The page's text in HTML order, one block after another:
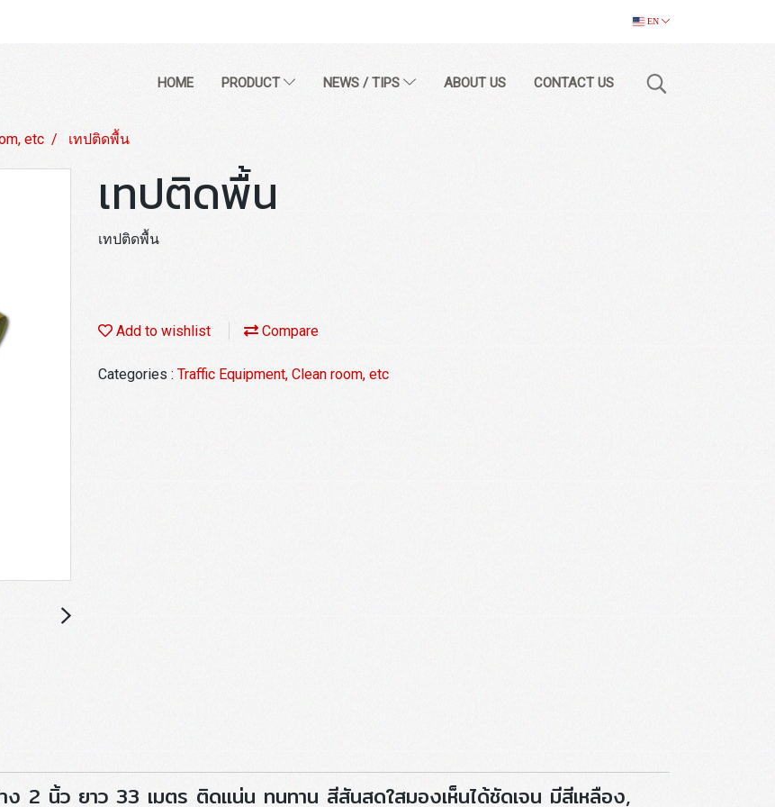
EN
HOME PRODUCT NEWS / TIPS ABOUT US CONTACT US
etc เทปติดพื้น
เทปติดพื้น
เทปติดพื้น
Add to wishlist Compare
Categories : Traffic Equipment, Clean room, etc
2 นิ้ว ยาว 33 เมตร ติดแน่น ทนทาน สีสันสดใสมองเห็นได้ชัดเจน มีสีเหลือง,